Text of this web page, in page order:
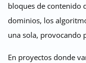
bloques de contenido
dominios, los
una sola, provocando
En proyectos donde